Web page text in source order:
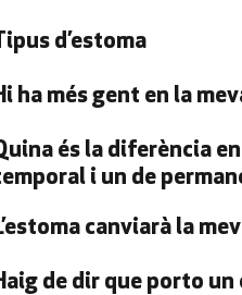
Tipus d’estoma
ha més gent en la
és la diferència
i un de
canviarà la
de dir que porto un